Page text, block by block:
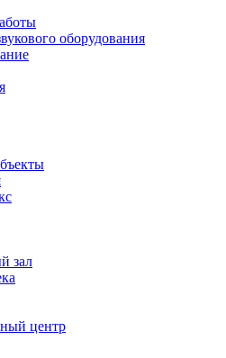
оборудования
зал
центр